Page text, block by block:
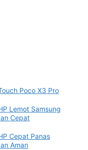
Poco X3 Pro
Lemot Samsung
Cepat
Cepat Panas
Aman